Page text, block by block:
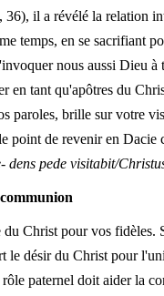
36), il a révélé la relation
temps, en se sacrifiant
nous aussi Dieu
en tant qu'apôtres du
paroles, brille sur votre
point de revenir en Dacie
dens pede visitabit/
Christ pour vos fidèles.
le désir du Christ pour
paternel doit aider la